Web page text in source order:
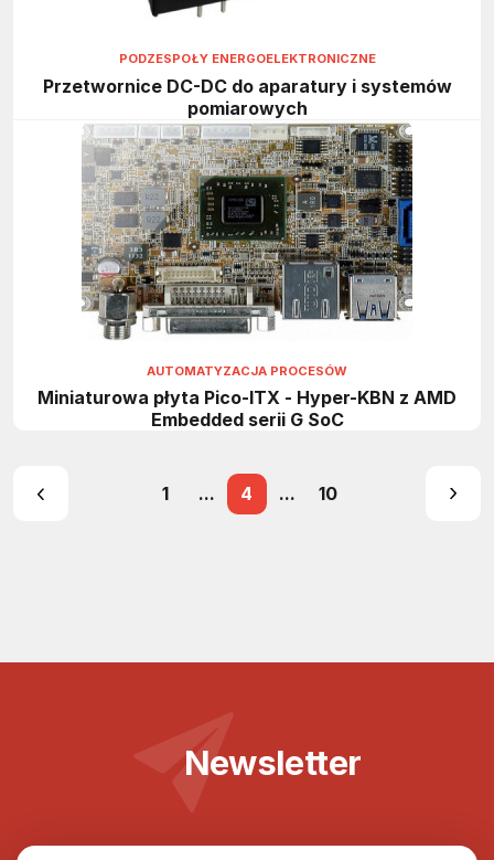
PODZESPOŁY ENERGOELEKTRONICZNE
Przetwornice DC-DC do aparatury i systemów
pomiarowych
AUTOMATYZACJA PROCESÓW
Miniaturowa płyta Pico-ITX - Hyper-KBN z AMD
Embedded serii G SoC
1 ... 4 ... 10
Newsletter